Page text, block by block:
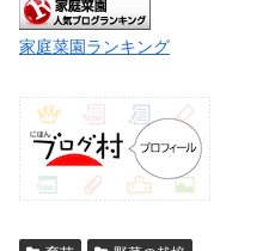
家庭菜園ランキング